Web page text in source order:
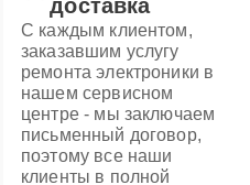
доставка
С каждым клиентом,
заказавшим услугу
ремонта электроники в
нашем сервисном
центре - мы заключаем
письменный договор,
поэтому все наши
клиенты в полной